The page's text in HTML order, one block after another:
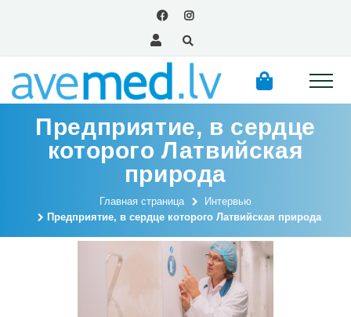
Предприятие, в сердце
которого Латвийская
природа
Главная страница
Интервью
Предприятие, в сердце которого Латвийская природа